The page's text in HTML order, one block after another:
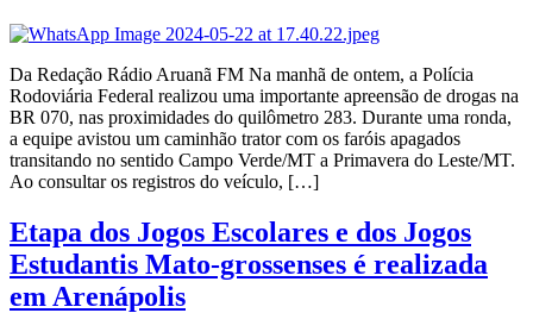
Da Redação Rádio Aruanã FM Na manhã de ontem, a Polícia
Rodoviária Federal realizou uma importante apreensão de drogas na
BR 070, nas proximidades do quilômetro 283. Durante uma ronda,
a equipe avistou um caminhão trator com os faróis apagados
transitando no sentido Campo Verde/MT a Primavera do Leste/MT.
Ao consultar os registros do veículo, […]
Etapa dos Jogos Escolares e dos Jogos
Estudantis Mato-grossenses é realizada
em Arenápolis